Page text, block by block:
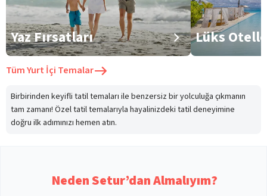
Yaz Fırsatları Lüks
TümYurt İçi Temalar
Birbirinden keyifli tatil temaları ile benzersiz bir yolculuğa çıkmanın
tam zamanı! Özel tatil temalarıyla hayalinizdeki tatil deneyimine
doğru ilk adımınızı hemen atın.
Neden Setur’dan Almalıyım?